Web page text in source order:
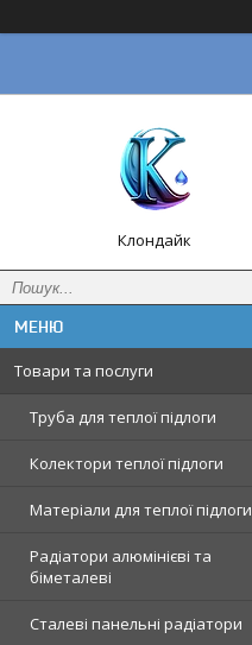
Клондайк
Товари та послуги
Труба для теплої підлоги
Колектори теплої підлоги
Матеріали для теплої підлоги
Радіатори алюмінієві та
біметалеві
Сталеві панельні радіатори